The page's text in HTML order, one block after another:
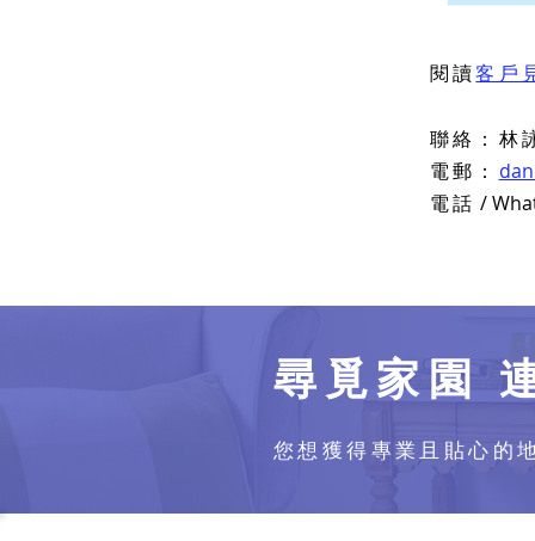
閱讀客戶
聯絡：林
電郵：
電話 /
尋覓家園
您想獲得專業且貼心的